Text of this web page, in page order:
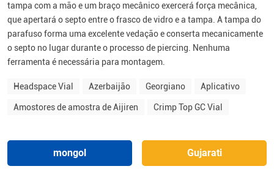
tampa com a mão e um braço mecânico exercerá força mecânica,
que apertará o septo entre o frasco de vidro e a tampa. A tampa do
parafuso forma uma excelente vedação e conserta mecanicamente
o septo no lugar durante o processo de piercing. Nenhuma
ferramenta é necessária para montagem.
Headspace Vial Azerbaijão Georgiano Aplicativo
Amostores de amostra de Aijiren Crimp Top GC Vial
mongol Gujarati